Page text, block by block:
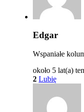
Edgar
Wspaniałe
około 5 lat(a)
2 Lubię